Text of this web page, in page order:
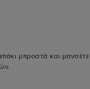
μπροστά και